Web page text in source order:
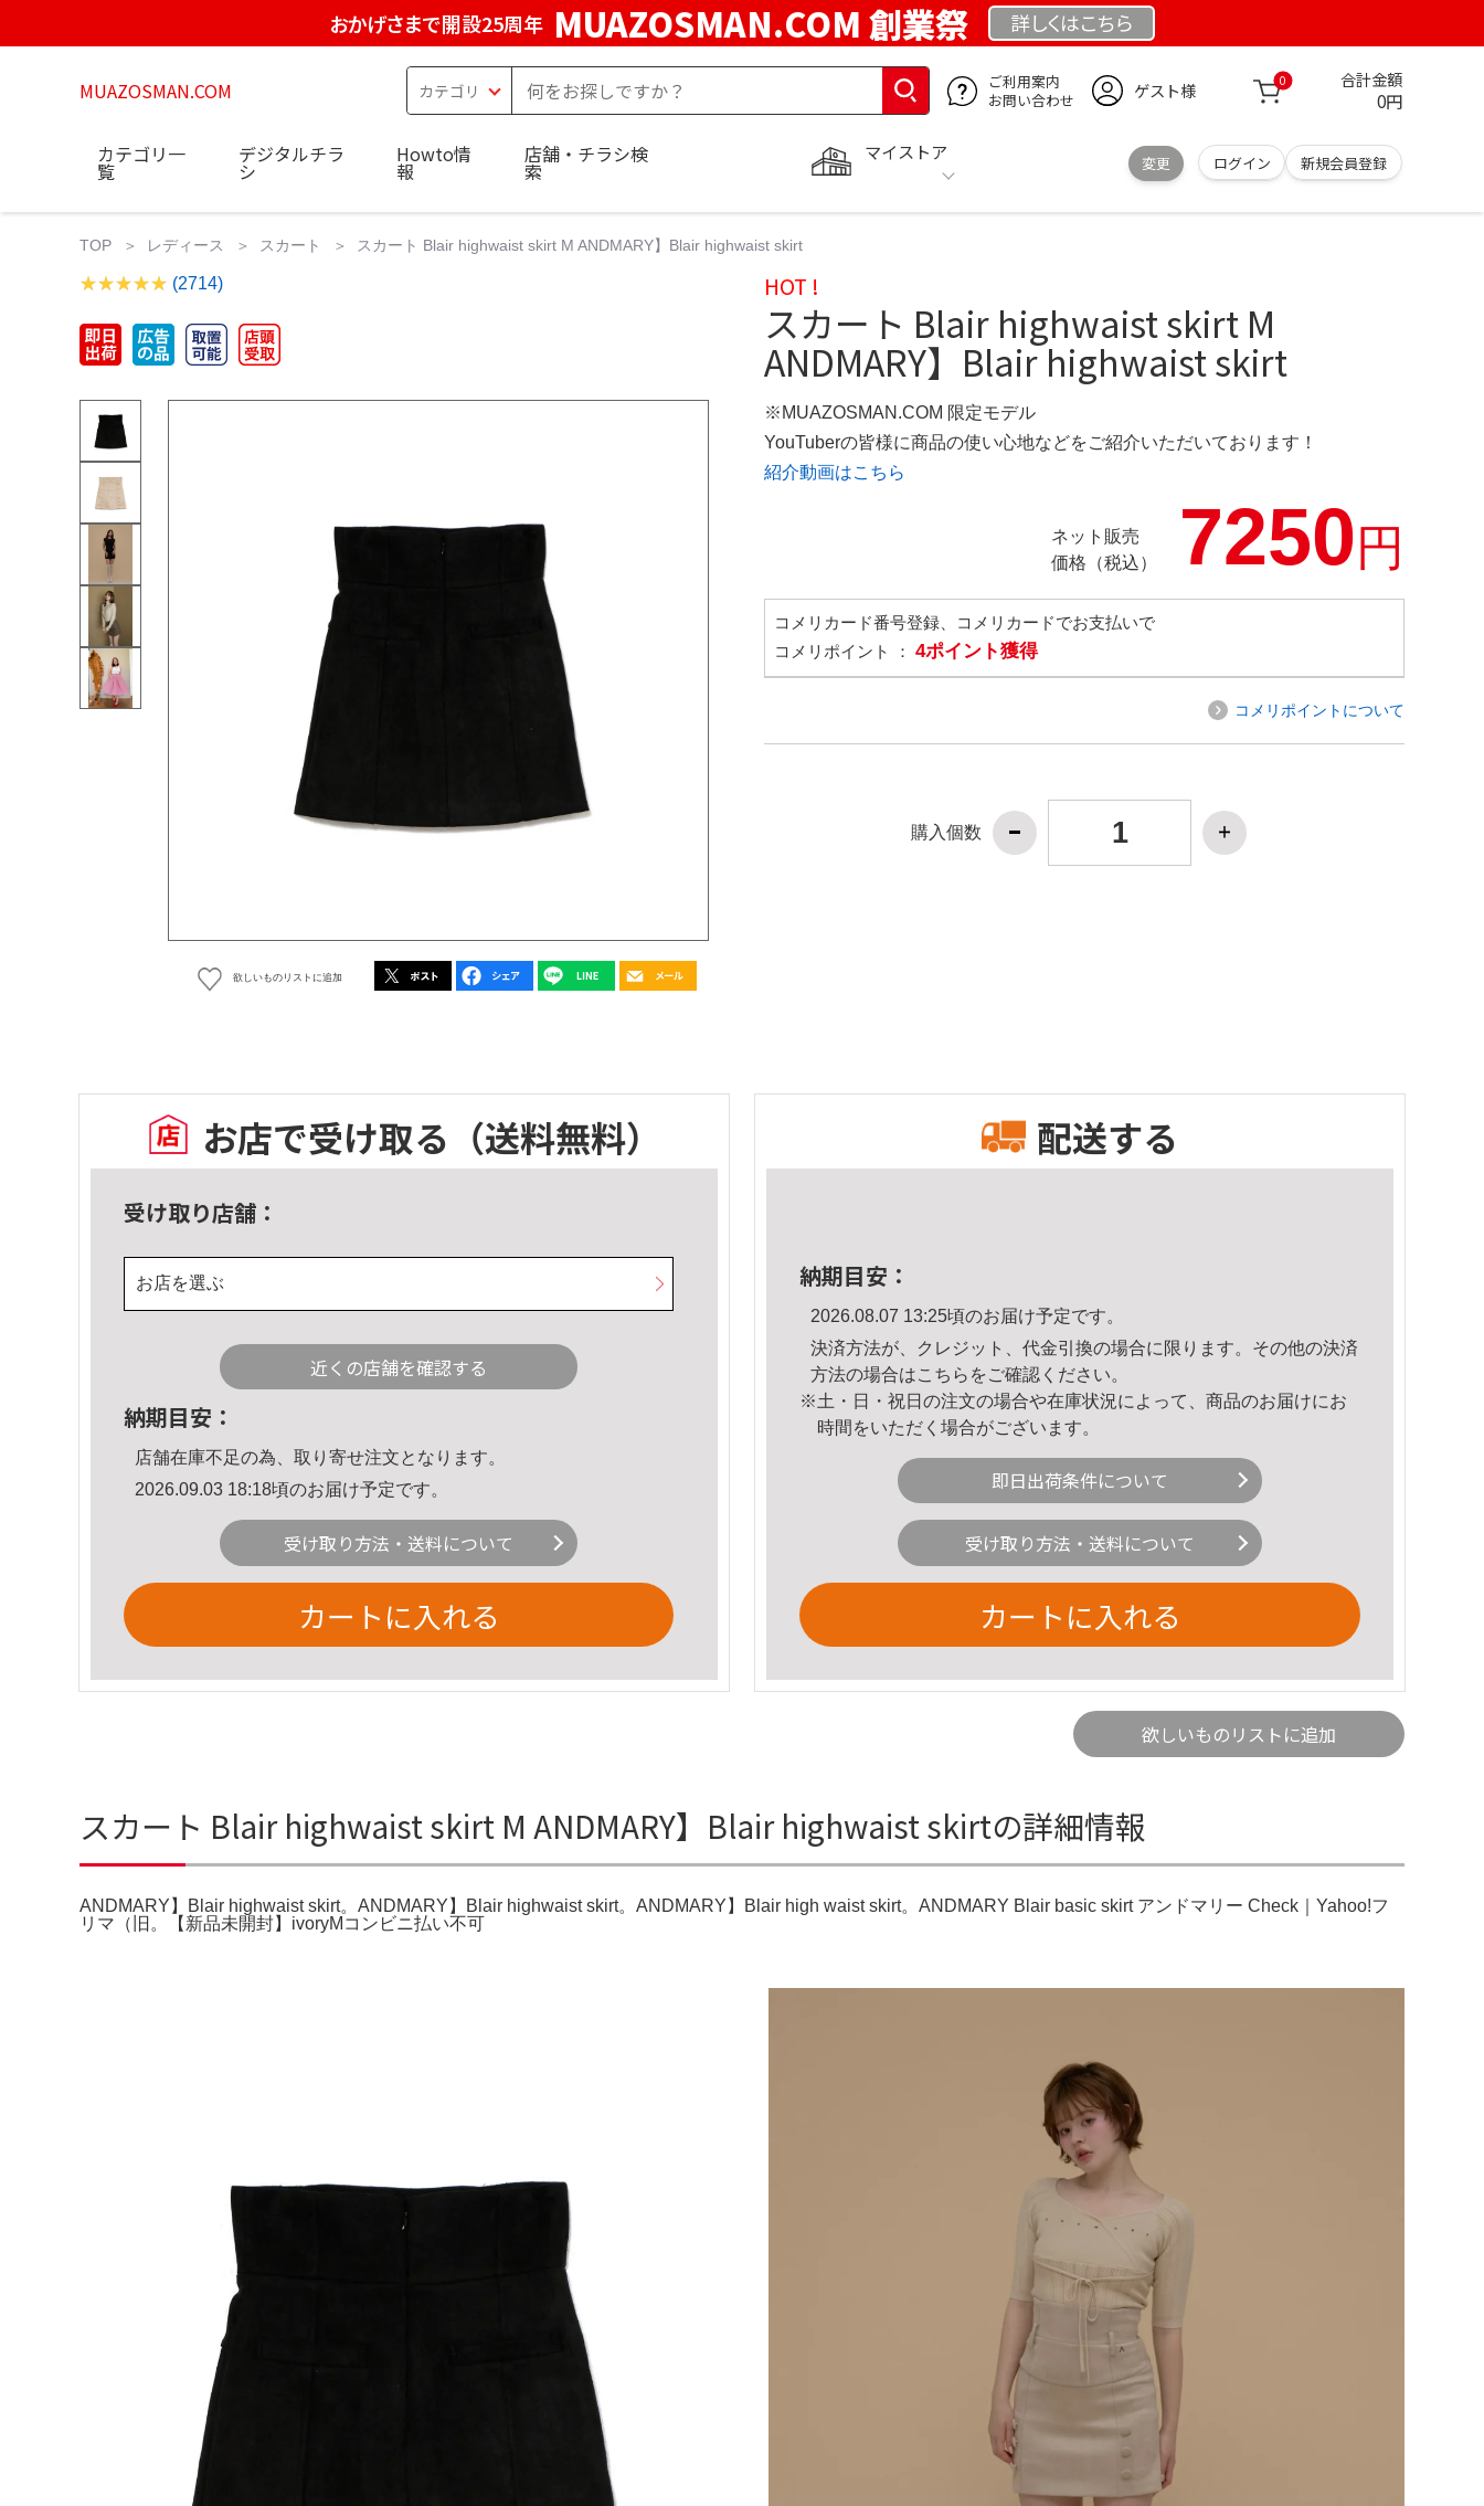
おかげさまで開設25周年 MUAZOSMAN.COM 創業祭 詳しくはこちら
MUAZOSMAN.COM
ご利用案内
お問い合わせ
ゲスト様 0 合計金額
0円
マイストア
変更 ログイン 新規会員登録
カテゴリ一
覧
デジタルチラ
シ
Howto情
報
店舗・チラシ検
索
TOP レディース スカート スカート Blair highwaist skirt M ANDMARY】Blair highwaist skirt
(2714)
欲しいものリストに追加
HOT !
スカート Blair highwaist skirt M
ANDMARY】Blair highwaist skirt
※MUAZOSMAN.COM 限定モデル
YouTuberの皆様に商品の使い心地などをご紹介いただいております！
紹介動画はこちら
ネット販売
価格（税込）
7250円
コメリカード番号登録、コメリカードでお支払いで
コメリポイント ： 4ポイント獲得
コメリポイントについて
購入個数
お店で受け取る （送料無料）
受け取り店舗：
お店を選ぶ
近くの店舗を確認する
納期目安：
店舗在庫不足の為、取り寄せ注文となります。
2026.09.03 18:18頃のお届け予定です。
受け取り方法・送料について
カートに入れる
配送する
納期目安：
2026.08.07 13:25頃のお届け予定です。
決済方法が、クレジット、代金引換の場合に限ります。その他の決済
方法の場合はこちら をご確認ください。
※土・日・祝日の注文の場合や在庫状況によって、商品のお届けにお
時間をいただく場合がございます。
即日出荷条件について
受け取り方法・送料について
カートに入れる
欲しいものリストに追加
スカート Blair highwaist skirt M ANDMARY】Blair highwaist skirtの詳細情報
ANDMARY】Blair highwaist skirt。ANDMARY】Blair highwaist skirt。ANDMARY】Blair high waist skirt。ANDMARY Blair basic skirt アンドマリー Check｜Yahoo!フ
リマ（旧。【新品未開封】ivoryMコンビニ払い不可